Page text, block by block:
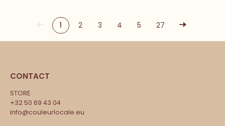
1 2 3 4 5 27
CONTACT
STORE
+32 50 69 43 04
info@couleurlocale.eu